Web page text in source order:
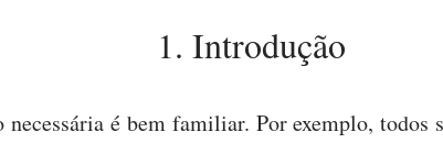
1. Introdução
é bem familiar. Por exemplo, todos